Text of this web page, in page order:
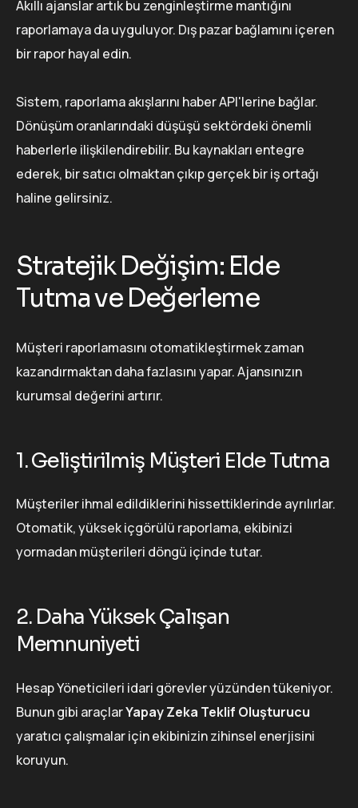
Akıllı ajanslar artık bu zenginleştirme mantığını
raporlamaya da uyguluyor. Dış pazar bağlamını içeren
bir rapor hayal edin.
Sistem, raporlama akışlarını haber API'lerine bağlar.
Dönüşüm oranlarındaki düşüşü sektördeki önemli
haberlerle ilişkilendirebilir. Bu kaynakları entegre
ederek, bir satıcı olmaktan çıkıp gerçek bir iş ortağı
haline gelirsiniz.
Stratejik Değişim: Elde
Tutma ve Değerleme
Müşteri raporlamasını otomatikleştirmek zaman
kazandırmaktan daha fazlasını yapar. Ajansınızın
kurumsal değerini artırır.
1. Geliştirilmiş Müşteri Elde Tutma
Müşteriler ihmal edildiklerini hissettiklerinde ayrılırlar.
Otomatik, yüksek içgörülü raporlama, ekibinizi
yormadan müşterileri döngü içinde tutar.
2. Daha Yüksek Çalışan
Memnuniyeti
Hesap Yöneticileri idari görevler yüzünden tükeniyor.
Bunun gibi araçlarYapay Zeka Teklif Oluşturucu
yaratıcı çalışmalar için ekibinizin zihinsel enerjisini
koruyun.